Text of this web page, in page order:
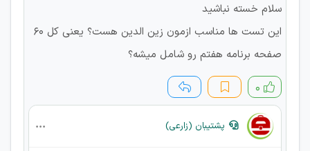
سلام خسته نباشید
این تست ها مناسب ازمون زین الدین هست؟ یعنی کل ۶۰
صفحه برنامه هفتم رو شامل میشه؟
۰
پشتیبان (زارعی)